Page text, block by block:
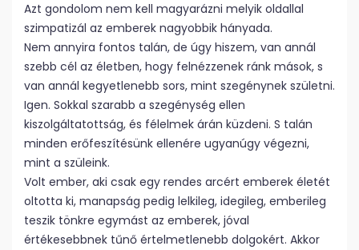
Azt gondolom nem kell magyarázni melyik oldallal
szimpatizál az emberek nagyobbik hányada.
Nem annyira fontos talán, de úgy hiszem, van annál
szebb cél az életben, hogy felnézzenek ránk mások, s
van annál kegyetlenebb sors, mint szegénynek születni.
Igen. Sokkal szarabb a szegénység ellen
kiszolgáltatottság, és félelmek árán küzdeni. S talán
minden erőfeszítésünk ellenére ugyanúgy végezni,
mint a szüleink.
Volt ember, aki csak egy rendes arcért emberek életét
oltotta ki, manapság pedig lelkileg, idegileg, emberileg
teszik tönkre egymást az emberek, jóval
értékesebbnek tűnő értelmetlenebb dolgokért. Akkor